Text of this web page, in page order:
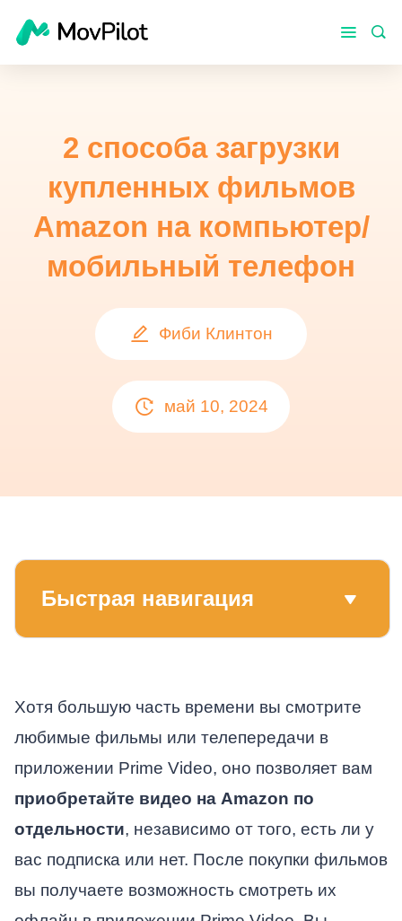
2 способа загрузки
купленных фильмов
Amazon на компьютер/
мобильный телефон
Фиби Клинтон
май 10, 2024
Быстрая навигация
Хотя большую часть времени вы смотрите
любимые фильмы или телепередачи в
приложении Prime Video, оно позволяет вам
приобретайте видео на Amazon по
отдельности, независимо от того, есть ли у
вас подписка или нет. После покупки фильмов
вы получаете возможность смотреть их